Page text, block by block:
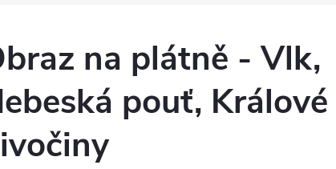
na plátně - Vlk,
pouť, Králové